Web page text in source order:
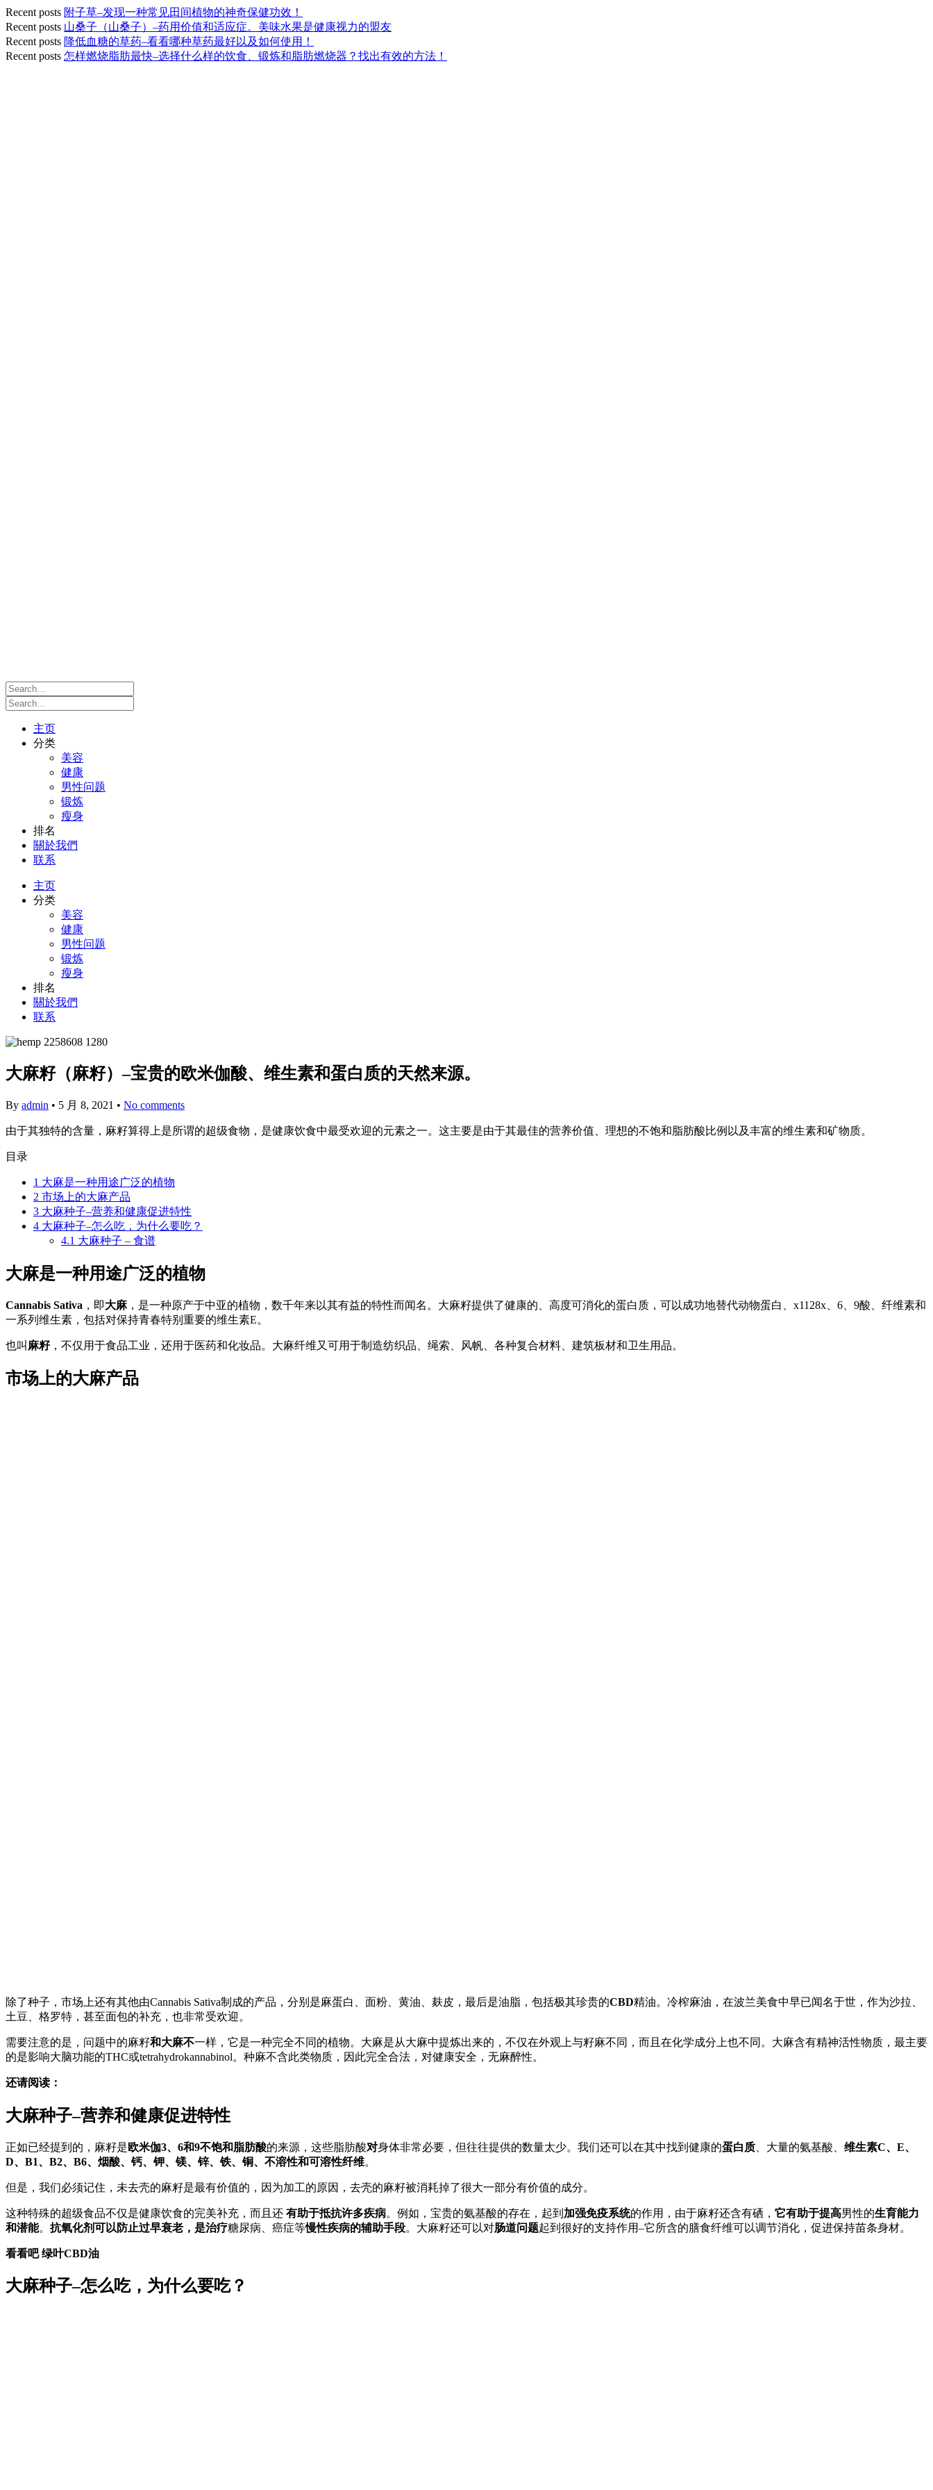
Recent posts 附子草–发现一种常见田间植物的神奇保健功效！
Recent posts 山桑子（山桑子）–药用价值和适应症。美味水果是健康视力的盟友
Recent posts 降低血糖的草药–看看哪种草药最好以及如何使用！
Recent posts 怎样燃烧脂肪最快–选择什么样的饮食、锻炼和脂肪燃烧器？找出有效的方法！
主页
分类
美容
健康
男性问题
锻炼
瘦身
排名
關於我們
联系
主页
分类
美容
健康
男性问题
锻炼
瘦身
排名
關於我們
联系
大麻籽（麻籽）–宝贵的欧米伽酸、维生素和蛋白质的天然来源。
By admin • 5 月 8, 2021 • No comments
由于其独特的含量，麻籽算得上是所谓的超级食物，是健康饮食中最受欢迎的元素之一。这主要是由于其最佳的营养价值、理想的不饱和脂肪酸比例以及丰富的维生素和矿物质。
目录
1 大麻是一种用途广泛的植物
2 市场上的大麻产品
3 大麻种子–营养和健康促进特性
4 大麻种子–怎么吃，为什么要吃？
4.1 大麻种子 – 食谱
大麻是一种用途广泛的植物
Cannabis Sativa ，即大麻，是一种原产于中亚的植物，数千年来以其有益的特性而闻名。大麻籽提供了健康的、高度可消化的蛋白质，可以成功地替代动物蛋白、x1128x、6、9酸、纤维素和
一系列维生素，包括对保持青春特别重要的维生素E。
也叫 麻籽，不仅用于食品工业，还用于医药和化妆品。大麻纤维又可用于制造纺织品、绳索、风帆、各种复合材料、建筑板材和卫生用品。
市场上的大麻产品
除了种子，市场上还有其他由Cannabis Sativa制成的产品，分别是麻蛋白、面粉、黄油、麸皮，最后是油脂，包括极其珍贵的CBD精油。冷榨麻油，在波兰美食中早已闻名于世，作为沙拉、
土豆、格罗特，甚至面包的补充，也非常受欢迎。
需要注意的是，问题中的麻籽和大麻不一样，它是一种完全不同的植物。大麻是从大麻中提炼出来的，不仅在外观上与籽麻不同，而且在化学成分上也不同。大麻含有精神活性物质，最主要
的是影响大脑功能的THC或tetrahydrokannabinol。种麻不含此类物质，因此完全合法，对健康安全，无麻醉性。
还请阅读：
大麻种子–营养和健康促进特性
正如已经提到的，麻籽是欧米伽3、6和9不饱和脂肪酸的来源，这些脂肪酸对身体非常必要，但往往提供的数量太少。我们还可以在其中找到健康的蛋白质 、大量的氨基酸、 维生素C、E、
D、B1、B2、B6、烟酸、钙、钾、镁、锌、铁、铜、不溶性和可溶性纤维。
但是，我们必须记住，未去壳的麻籽是最有价值的，因为加工的原因，去壳的麻籽被消耗掉了很大一部分有价值的成分。
这种特殊的超级食品不仅是健康饮食的完美补充，而且还 有助于抵抗许多疾病。例如，宝贵的氨基酸的存在，起到 加强免疫系统的作用，由于麻籽还含有硒， 它有助于提高男性的生育能力
和潜能。 抗氧化剂可以防止过早衰老，是治疗糖尿病、癌症等慢性疾病的辅助手段。大麻籽还可以对肠道问题起到很好的支持作用–它所含的膳食纤维可以调节消化，促进保持苗条身材。
看看吧绿叶CBD油
大麻种子–怎么吃，为什么要吃？